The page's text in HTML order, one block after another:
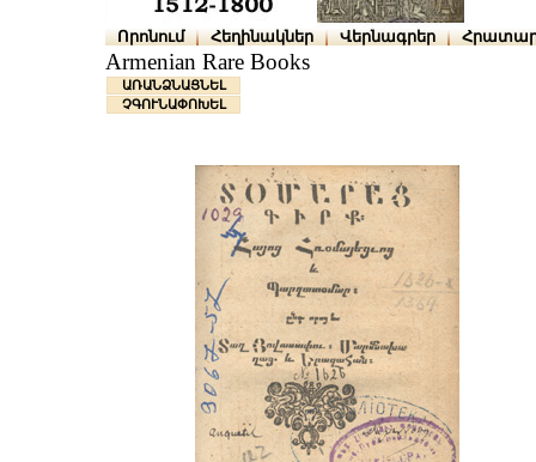
Որոնում Հեղինակներ Վերնագրեր
Armenian Rare Books
ԱՌԱՆՁՆԱՑՆԵԼ
ՉԳՈՒՆԱՓՈԽԵԼ